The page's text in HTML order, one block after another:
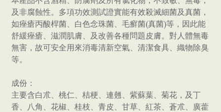
及非腐蝕性。多項功效測試證實能有效殺滅細菌及真菌，
如痤瘡丙酸桿菌、白色念珠菌、毛癬菌(真菌)等，因此能
舒緩痤瘡、滋潤肌膚、及改善各種問題皮膚。對人體無毒
無害，故可安全用來消毒清新空氣、清潔食具、織物除臭
等。
成份：
主要含白朮、桃仁、桔梗、連翹、紫蘇葉、菊花，及丁
香、八角、花椒、桂枝、青皮、甘草、紅茶、蒼朮、廣藿